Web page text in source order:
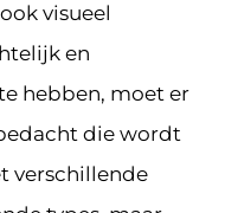
visueel
en
hebben, moet er
die wordt
verschillende